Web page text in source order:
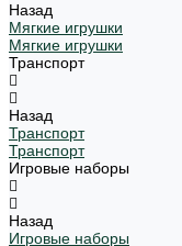
Назад
Мягкие игрушки
Мягкие игрушки
Транспорт
Назад
Транспорт
Транспорт
Игровые наборы
Назад
Игровые наборы